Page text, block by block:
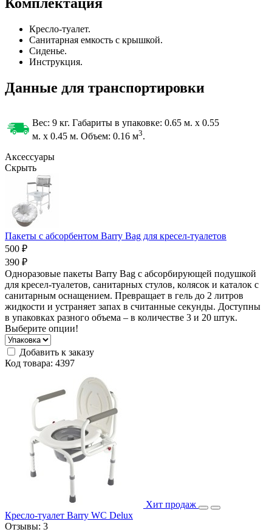
Кресло-туалет.
Санитарная емкость с крышкой.
Сиденье.
Инструкция.
Данные для транспортировки
Вес: 9 кг. Габариты в упаковке: 0.65 м. x 0.55
м. x 0.45 м. Объем: 0.16 м3.
Аксессуары
Скрыть
Пакеты с абсорбентом Barry Bag для кресел-туалетов
500 ₽
390 ₽
Одноразовые пакеты Barry Bag с абсорбирующей подушкой
для кресел-туалетов, санитарных стулов, колясок и каталок с
санитарным оснащением. Превращает в гель до 2 литров
жидкости и устраняет запах в считанные секунды. Доступны
в упаковках разного объема – в количестве 3 и 20 штук.
Выберите опции!
Добавить к заказу
Код товара: 4397
Хит продаж
Кресло-туалет Barry WC Delux
Отзывы: 3